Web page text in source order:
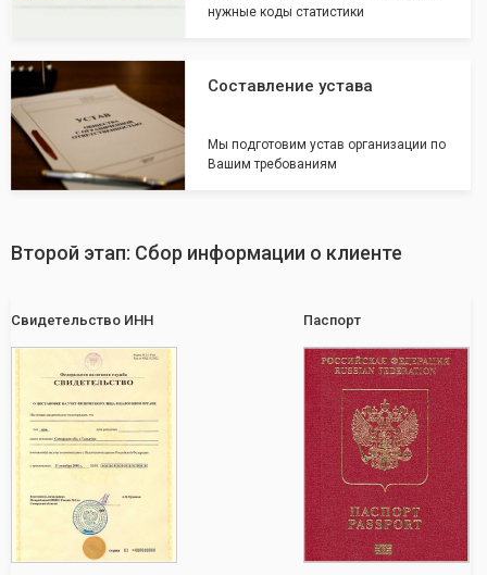
нужные коды статистики
Составление устава
Мы подготовим устав организации по
Вашим требованиям
Второй этап: Сбор информации о клиенте
Свидетельство ИНН Паспорт